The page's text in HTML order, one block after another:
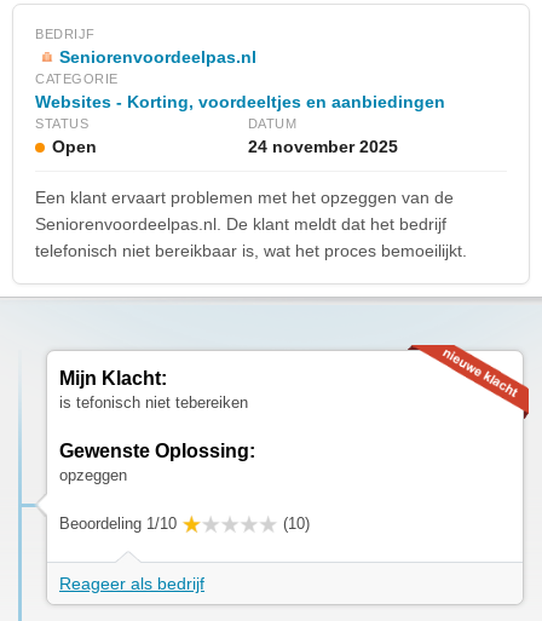
BEDRIJF
Seniorenvoordeelpas.nl
CATEGORIE
Websites - Korting, voordeeltjes en aanbiedingen
STATUS
Open
DATUM
24 november 2025
Een klant ervaart problemen met het opzeggen van de
Seniorenvoordeelpas.nl. De klant meldt dat het bedrijf
telefonisch niet bereikbaar is, wat het proces bemoeilijkt.
Mijn Klacht:
is tefonisch niet tebereiken
Gewenste Oplossing:
opzeggen
Beoordeling 1/10 (10)
Reageer als bedrijf